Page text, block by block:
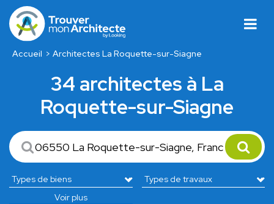
Accueil Architectes La Roquette-sur-Siagne
34 architectes à La
Roquette-sur-Siagne
Voir plus